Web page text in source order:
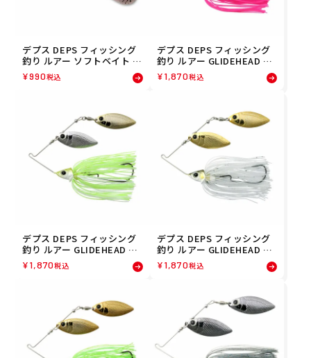
デプス DEPS フィッシング
釣り ルアー ソフトベイト B
ARBUTE 3.5 バルビュータ
3.5 #45 サクラベビー 0123-
¥990税込
デプス DEPS フィッシング
釣り ルアー GLIDEHEAD SP
INNERBAIT 3/8 グライドヘ
ッド スピナーベイト 3/8 #2
¥1,870税込
デプス DEPS フィッシング
釣り ルアー GLIDEHEAD SP
INNERBAIT 3/8 グライドヘ
ッド スピナーベイト 3/8 #1
¥1,870税込
デプス DEPS フィッシング
釣り ルアー GLIDEHEAD SP
INNERBAIT 3/8 グライドヘ
ッド スピナーベイト 3/8 #0
¥1,870税込